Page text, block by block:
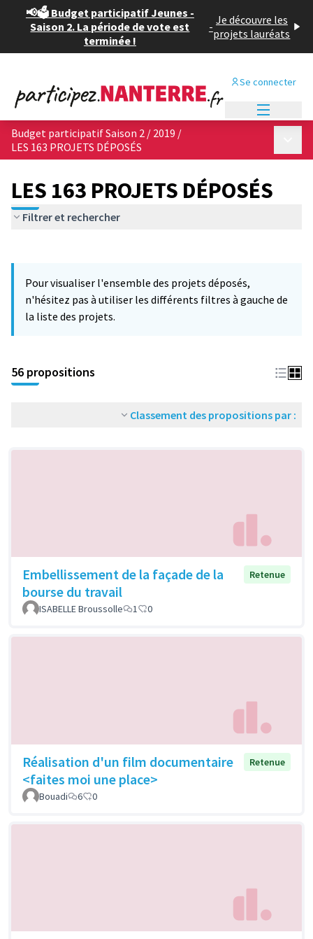
📢🗳️ Budget participatif Jeunes -
Saison 2. La période de vote est
terminée !
- Je découvre les
projets lauréats
Se connecter
Budget participatif Saison 2 / 2019 /
LES 163 PROJETS DÉPOSÉS
LES 163 PROJETS DÉPOSÉS
Filtrer et rechercher
−
Pour visualiser l'ensemble des projets déposés,
n'hésitez pas à utiliser les différents filtres à gauche de
la liste des projets.
56 propositions
Classement des propositions par :
Embellissement de la façade de la
bourse du travail
Retenue
ISABELLE Broussolle 1 0
Réalisation d'un film documentaire
<faites moi une place>
Retenue
Bouadi 6 0